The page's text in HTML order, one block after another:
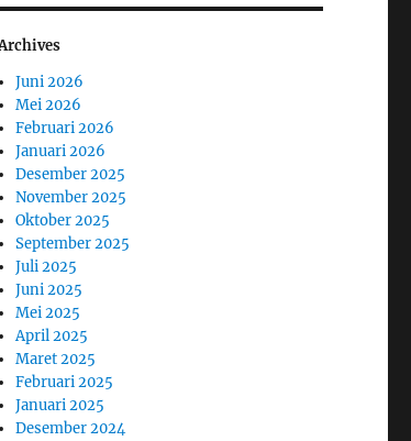
Juni 2026
Mei 2026
Februari 2026
Januari 2026
Desember 2025
November 2025
Oktober 2025
September 2025
Juli 2025
Juni 2025
Mei 2025
April 2025
Maret 2025
Februari 2025
Januari 2025
Desember 2024